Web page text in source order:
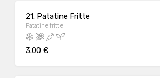
21. Patatine Fritte
Patatine fritte
3.00 €